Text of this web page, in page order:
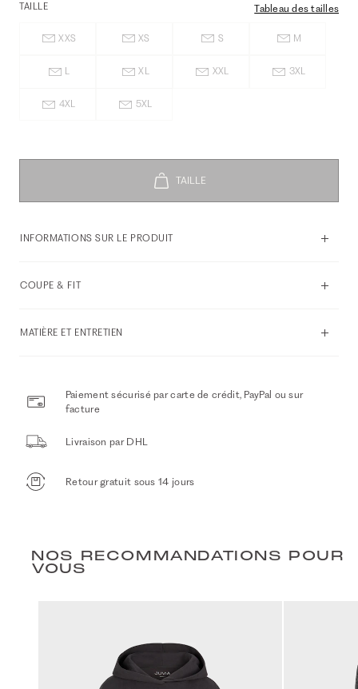
TAILLE Tableau des tailles
XXS XS S M
L XL XXL 3XL
4XL 5XL
INFORMATIONS SUR LE PRODUIT
COUPE & FIT
MATIÈRE ET ENTRETIEN
Paiement sécurisé par carte de crédit, PayPal ou sur
facture
Livraison par DHL
Retour gratuit sous 14 jours
NOS RECOMMANDATIONS POUR
VOUS